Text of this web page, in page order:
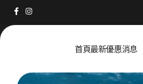
主
要
首頁最新優惠消息